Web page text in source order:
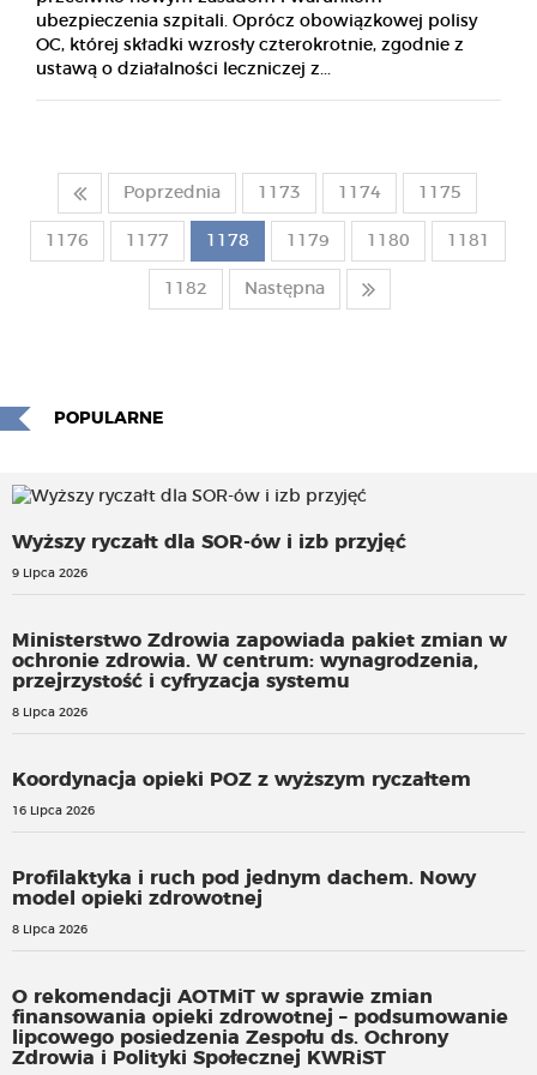
ubezpieczenia szpitali. Oprócz obowiązkowej polisy
OC, której składki wzrosły czterokrotnie, zgodnie z
ustawą o działalności leczniczej z...
Poprzednia 1173 1174 1175
1176 1177 1178 1179 1180 1181
1182 Następna
POPULARNE
Wyższy ryczałt dla SOR-ów i izb przyjęć
9 Lipca 2026
Ministerstwo Zdrowia zapowiada pakiet zmian w
ochronie zdrowia. W centrum: wynagrodzenia,
przejrzystość i cyfryzacja systemu
8 Lipca 2026
Koordynacja opieki POZ z wyższym ryczałtem
16 Lipca 2026
Profilaktyka i ruch pod jednym dachem. Nowy
model opieki zdrowotnej
8 Lipca 2026
O rekomendacji AOTMiT w sprawie zmian
finansowania opieki zdrowotnej – podsumowanie
lipcowego posiedzenia Zespołu ds. Ochrony
Zdrowia i Polityki Społecznej KWRiST